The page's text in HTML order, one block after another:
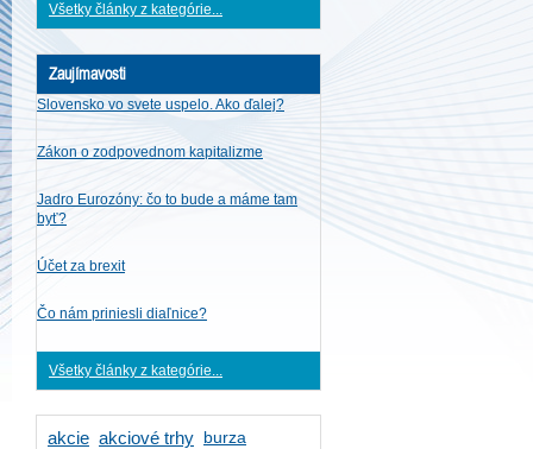
Všetky články z kategórie...
Zaujímavosti
Slovensko vo svete uspelo. Ako ďalej?
Zákon o zodpovednom kapitalizme
Jadro Eurozóny: čo to bude a máme tam
byť?
Účet za brexit
Čo nám priniesli diaľnice?
Všetky články z kategórie...
akcie akciové trhy burza